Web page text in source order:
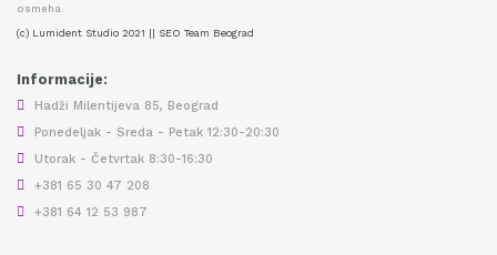
osmeha.
(c) Lumident Studio 2021 || SEO Team Beograd
Informacije:
Hadži Milentijeva 85, Beograd
Ponedeljak - Sreda - Petak 12:30-20:30
Utorak - Četvrtak 8:30-16:30
+381 65 30 47 208
+381 64 12 53 987